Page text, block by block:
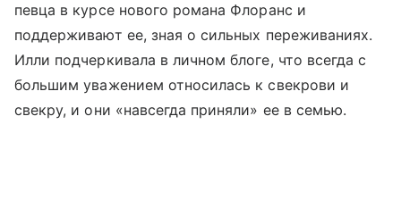
певца в курсе нового романа Флоранс и
поддерживают ее, зная о сильных переживаниях.
Илли подчеркивала в личном блоге, что всегда с
большим уважением относилась к свекрови и
свекру, и они «навсегда приняли» ее в семью.